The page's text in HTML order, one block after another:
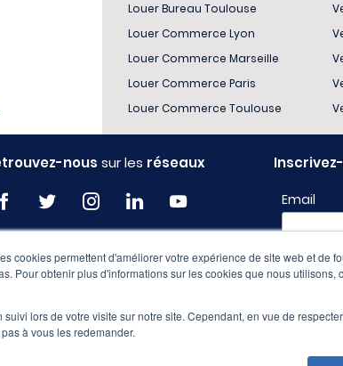
cookies permettent d'améliorer votre expérience de site web et de
Pour obtenir plus d'informations sur les cookies que nous utilisons,
lors de votre visite sur notre site. Cependant, en vue de
à vous les redemander.
Louer Bureau Toulouse
Louer Commerce Lyon
Louer Commerce Marseille
Louer Commerce Paris
Louer Commerce Toulouse
nous sur les réseaux
Email
Profil